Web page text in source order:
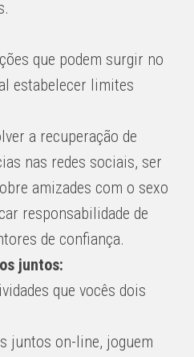
que podem surgir no
estabelecer limites
a recuperação de
nas redes sociais, ser
amizades com o sexo
responsabilidade de
de confiança.
juntos:
que vocês dois
juntos on-line, joguem